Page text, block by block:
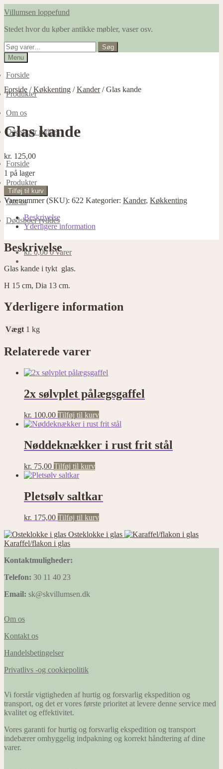
Spring
navigation
Spring
indhold
Villumsen loppefund
Stedet hvor du køber antikke møbler, vaser osv.
Søg
efter:
Søg
Menu
Forside
Produkter
Om os
Dødsboer ryddes
Forside
Produkter
Om os
Dødsboer ryddes
kr.0,00 0 varer
Forside /Køkkenting /Kander/Glas kande
Glas kande
kr. 125,00
1 på lager
Glas
kande
antal
Tilføj til kurv
Varenummer (SKU): 622 Kategorier: Kander, Køkkenting
Beskrivelse
Yderligere information
Beskrivelse
Glas kande i tykt glas.
H 15 cm, Dia 13 cm.
Yderligere information
Vægt 1 kg
Relaterede varer
2x sølvplet pålægsgaffel
kr. 100,00 Tilføj til kurv
Nøddeknækker i rust frit stål
kr. 75,00 Tilføj til kurv
Pletsølv saltkar
kr. 175,00 Tilføj til kurv
Osteklokke i glas
Karaffel/flakon i glas
Kontaktmuligheder:
Telefon: 30 11 40 23
Email: sk@skvillumsen.dk
Om os
Kontakt os
Handelsbetingelser
Privatlivs -og cookiepolitik
Vi forstår vigtigheden af hurtig og forsvarlig ekspedition og
transport, og det er vores første prioritet at levere denne service med
kvalitet og effektivitet.
Vores garanti for hurtig og forsvarlig ekspedition og transport
indebærer omhyggelig indpakning og korrekt håndtering af dine
varer.